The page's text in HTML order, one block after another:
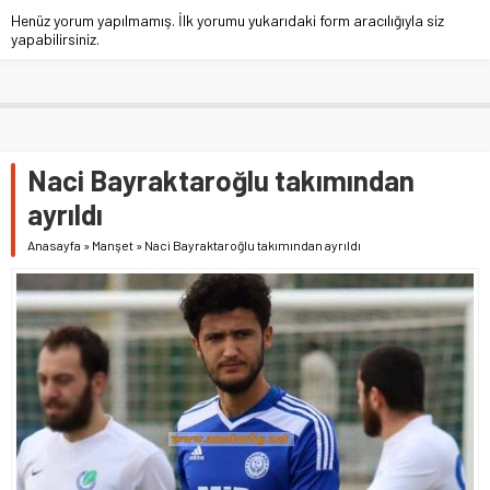
Henüz yorum yapılmamış. İlk yorumu yukarıdaki form aracılığıyla siz
yapabilirsiniz.
Naci Bayraktaroğlu takımından
ayrıldı
Anasayfa » Manşet » Naci Bayraktaroğlu takımından ayrıldı